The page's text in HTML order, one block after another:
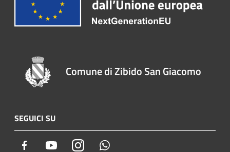
Comune di Zibido San Giacomo
SEGUICI SU
Facebook YoutubeInstagram